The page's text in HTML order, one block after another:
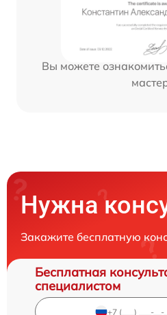
Вы можете
Нужна
Закажите бесплатную
Бесплатная
специалистом